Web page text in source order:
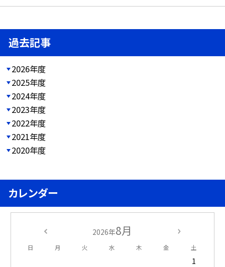
過去記事
2026年度
2025年度
2024年度
2023年度
2022年度
2021年度
2020年度
カレンダー
2026年8月
日 月 火 水 木 金 土
1